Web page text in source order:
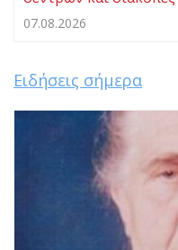
07.08.2026
Ειδήσεις σήμερα